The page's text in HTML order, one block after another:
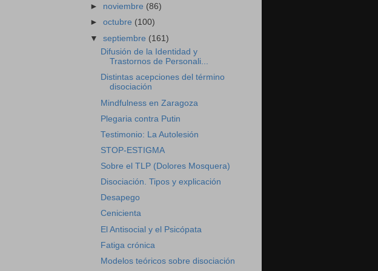
► noviembre (86)
►octubre (100)
▼septiembre (161)
Difusión de la Identidad y
Trastornos de Personali...
Distintas acepciones del término
disociación
Mindfulness en Zaragoza
Plegaria contra Putin
Testimonio: La Autolesión
STOP-ESTIGMA
Sobre el TLP (Dolores Mosquera)
Disociación. Tipos y explicación
Desapego
Cenicienta
El Antisocial y el Psicópata
Fatiga crónica
Modelos teóricos sobre disociación